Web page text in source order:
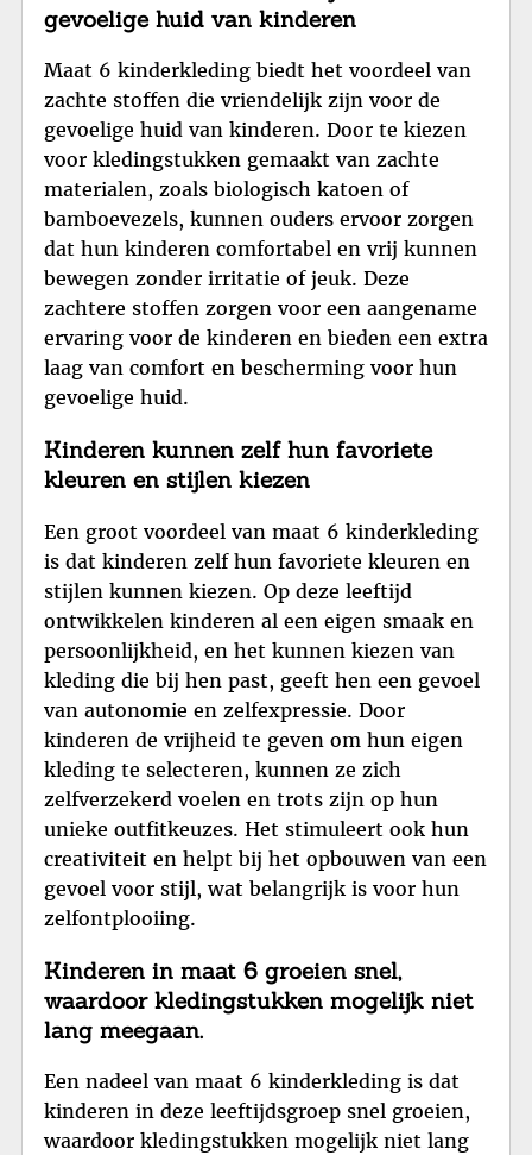
gevoelige huid van kinderen
Maat 6 kinderkleding biedt het voordeel van
zachte stoffen die vriendelijk zijn voor de
gevoelige huid van kinderen. Door te kiezen
voor kledingstukken gemaakt van zachte
materialen, zoals biologisch katoen of
bamboevezels, kunnen ouders ervoor zorgen
dat hun kinderen comfortabel en vrij kunnen
bewegen zonder irritatie of jeuk. Deze
zachtere stoffen zorgen voor een aangename
ervaring voor de kinderen en bieden een extra
laag van comfort en bescherming voor hun
gevoelige huid.
Kinderen kunnen zelf hun favoriete
kleuren en stijlen kiezen
Een groot voordeel van maat 6 kinderkleding
is dat kinderen zelf hun favoriete kleuren en
stijlen kunnen kiezen. Op deze leeftijd
ontwikkelen kinderen al een eigen smaak en
persoonlijkheid, en het kunnen kiezen van
kleding die bij hen past, geeft hen een gevoel
van autonomie en zelfexpressie. Door
kinderen de vrijheid te geven om hun eigen
kleding te selecteren, kunnen ze zich
zelfverzekerd voelen en trots zijn op hun
unieke outfitkeuzes. Het stimuleert ook hun
creativiteit en helpt bij het opbouwen van een
gevoel voor stijl, wat belangrijk is voor hun
zelfontplooiing.
Kinderen in maat 6 groeien snel,
waardoor kledingstukken mogelijk niet
lang meegaan.
Een nadeel van maat 6 kinderkleding is dat
kinderen in deze leeftijdsgroep snel groeien,
waardoor kledingstukken mogelijk niet lang